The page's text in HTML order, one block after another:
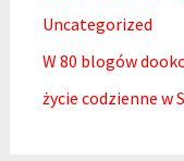
Uncategorized
W 80 blogów
życie codzienne w